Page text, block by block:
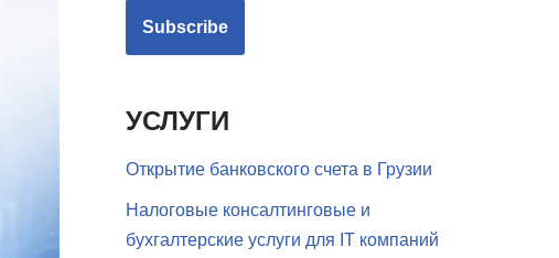
УСЛУГИ
Открытие банковского счета в Грузии
Налоговые консалтинговые и
бухгалтерские услуги для IT компаний